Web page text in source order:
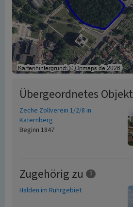
Übergeordnetes Objekt
Zeche Zollverein 1/2/8 in
Katernberg
Beginn 1847
Zugehörig zu 1
Halden im Ruhrgebiet